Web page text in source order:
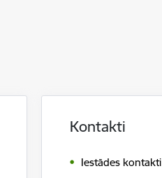
Kontakti
Iestādes kontakti